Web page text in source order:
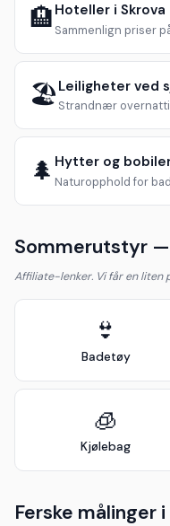
🏨 Hoteller i Skrova
Sammenlign priser
🏖️ Leiligheter ved
Strandnær
🌲 Hytter og
Naturopphold for
Sommerutstyr
Affiliate-lenker. Vi får en liten
👙
Badetøy
🧊
Kjølebag
Ferske målinger